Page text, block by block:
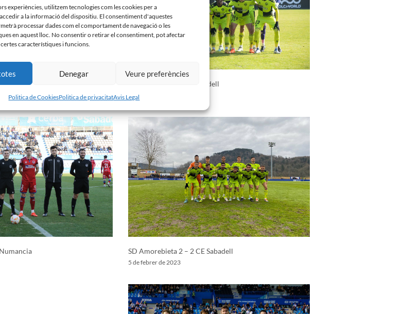
experiències, utilitzem tecnologies com les cookies per a
a la informació del dispositiu. El consentiment d'aquestes
processar dades com el comportament de navegació o les
en aquest lloc. No consentir o retirar el consentiment, pot afectar
característiques i funcions.
Denegar Veure preferències
Politica de CookiesPolitica de privacitatAvis Legal
Murcia Real Unión 0 – 1 CE Sabadell
5 de març de 2023
SD Amorebieta 2 – 2 CE Sabadell
5 de febrer de 2023